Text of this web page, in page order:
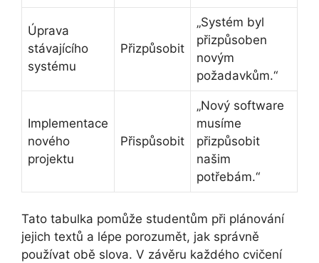
Úprava
stávajícího
systému
Přizpůsobit
„Systém byl
přizpůsoben
novým
požadavkům.“
Implementace
nového
projektu
Přispůsobit
„Nový software
musíme
přizpůsobit
našim
potřebám.“
Tato tabulka pomůže studentům při plánování
jejich textů a lépe porozumět, jak správně
používat obě slova. V závěru každého cvičení